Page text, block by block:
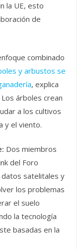
la UE, esto
de
combinado
y arbustos se
, explica
árboles crean
a los cultivos
y el viento.
Dos miembros
del Foro
datos satelitales y
los problemas
el suelo
la tecnología
basadas en la